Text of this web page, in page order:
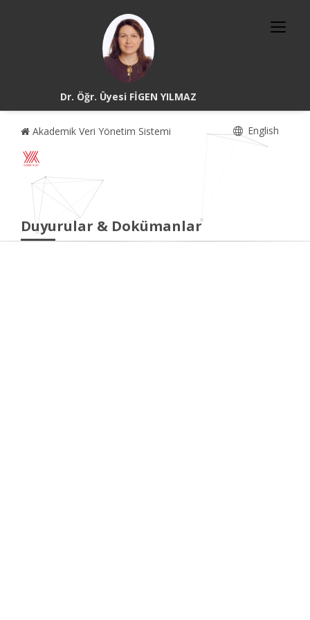
Dr. Öğr. Üyesi FİGEN YILMAZ
Akademik Veri Yönetim Sistemi English
Duyurular & Dokümanlar